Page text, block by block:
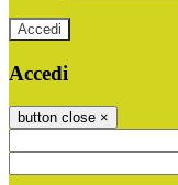
Accedi
Accedi
button close ×